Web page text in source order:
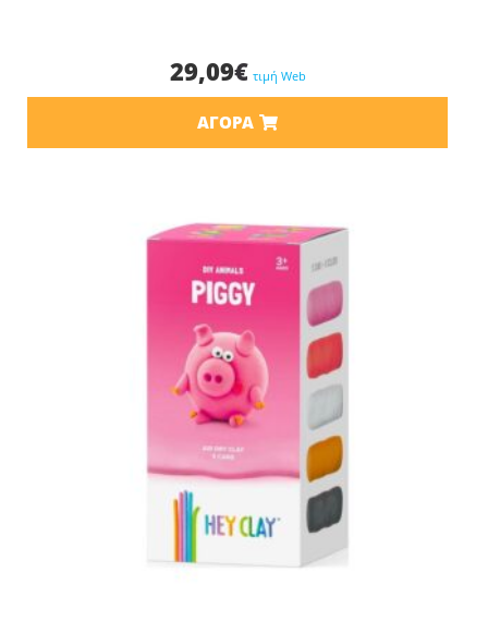
29,09€ τιμή Web
ΑΓΟΡΆ